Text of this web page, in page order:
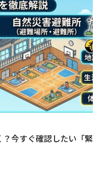
今すぐ確認したい「緊